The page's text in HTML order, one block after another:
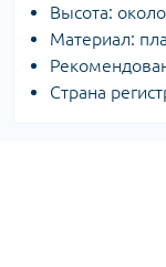
Высота:
Материал:
Страна